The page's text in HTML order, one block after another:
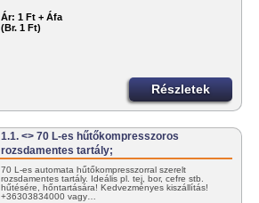
Ár: 1 Ft + Áfa
(Br. 1 Ft)
Részletek
1.1. <> 70 L-es hűtőkompresszoros
rozsdamentes tartály;
70 L-es automata hűtőkompresszorral szerelt
rozsdamentes tartály. Ideális pl. tej, bor, cefre stb.
hűtésére, hőntartására! Kedvezményes kiszállítás!
+36303834000 vagy…